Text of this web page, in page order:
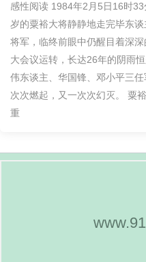
感性阅读 1984年2月5日16时
岁的粟裕大将静静地走完毕东
将军，临终前眼中仍醒目着深
大会议运转，长达26年的阴雨
伟东谈主、华国锋、邓小平三
次次燃起，又一次次幻灭。 粟
重